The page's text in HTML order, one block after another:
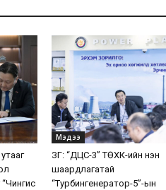
Мэдээ
ЗГ: “ДЦС-3” ТӨХК-ийн нэн
шаардлагатай
“Турбингенератор-5”-ын